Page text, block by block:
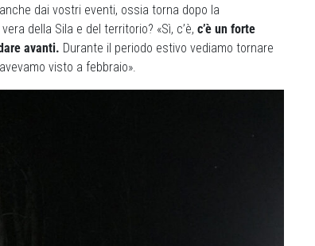
dai vostri eventi, ossia torna dopo la
della Sila e del territorio? «Sì, c’è, c’è un forte
avanti. Durante il periodo estivo vediamo tornare
visto a febbraio».